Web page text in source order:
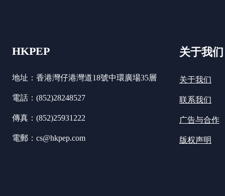
HKPEP
地址：香港灣仔港灣道18號中環廣場35層
電話：(852)28248527
傳真：(852)25931222
電郵：cs@hkpep.com
关于我们
关于我们
联系我们
广告与合作
版权声明